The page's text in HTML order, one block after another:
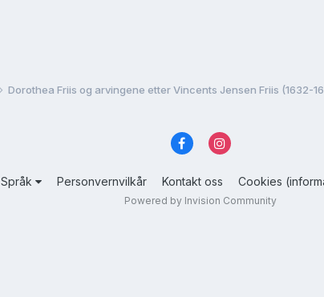
Dorothea Friis og arvingene etter Vincents Jensen Friis (1632-
Språk Personvernvilkår Kontakt oss Cookies
Powered by Invision Community